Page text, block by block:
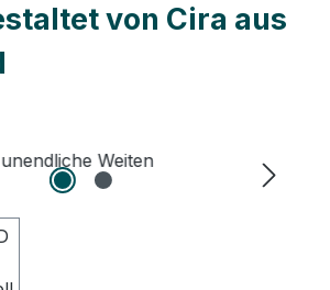
von Cira aus